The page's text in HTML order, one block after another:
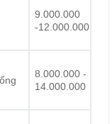
9.000.000
-12.000.000
8.000.000 -
14.000.000